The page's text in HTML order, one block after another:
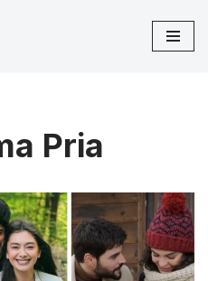
Pria